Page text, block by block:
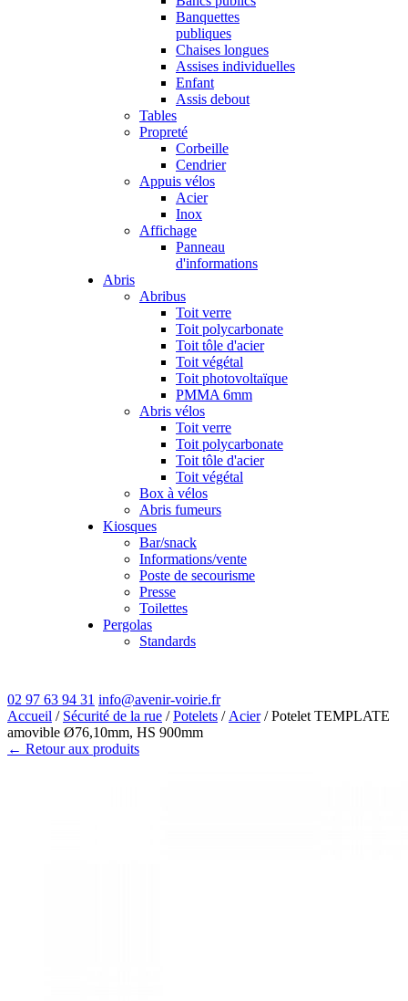
Banquettes
publiques
Chaises longues
Assises individuelles
Enfant
Assis debout
Tables
Propreté
Corbeille
Cendrier
Appuis vélos
Acier
Inox
Affichage
Panneau
d'informations
Abris
Abribus
Toit verre
Toit polycarbonate
Toit tôle d'acier
Toit végétal
Toit photovoltaïque
PMMA 6mm
Abris vélos
Toit verre
Toit polycarbonate
Toit tôle d'acier
Toit végétal
Box à vélos
Abris fumeurs
Kiosques
Bar/snack
Informations/vente
Poste de secourisme
Presse
Toilettes
Pergolas
Standards
02 97 63 94 31 info@avenir-voirie.fr
Accueil / Sécurité de la rue /Potelets / Acier/ Potelet TEMPLATE
amovible Ø76,10mm, HS 900mm
← Retour aux produits